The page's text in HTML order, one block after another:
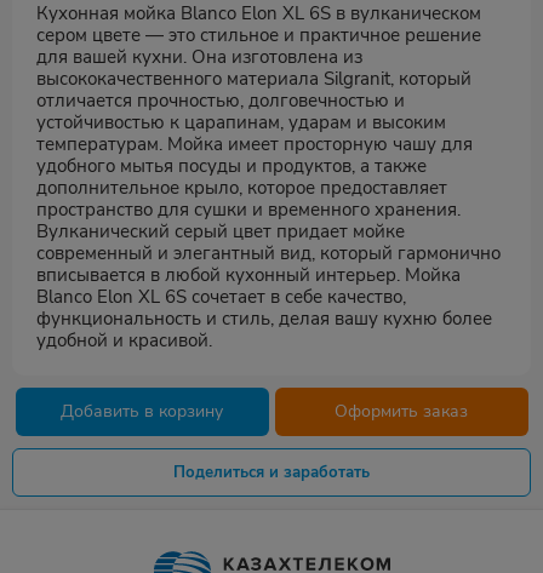
Кухонная мойка Blanco Elon XL 6S в вулканическом
сером цвете — это стильное и практичное решение
для вашей кухни. Она изготовлена из
высококачественного материала Silgranit, который
отличается прочностью, долговечностью и
устойчивостью к царапинам, ударам и высоким
температурам. Мойка имеет просторную чашу для
удобного мытья посуды и продуктов, а также
дополнительное крыло, которое предоставляет
пространство для сушки и временного хранения.
Вулканический серый цвет придает мойке
современный и элегантный вид, который гармонично
вписывается в любой кухонный интерьер. Мойка
Blanco Elon XL 6S сочетает в себе качество,
функциональность и стиль, делая вашу кухню более
удобной и красивой.
Добавить в корзину Оформить заказ
Поделиться и заработать